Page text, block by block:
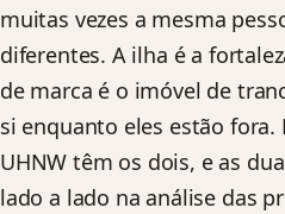
muitas vezes a mesma
diferentes. A ilha é a
de marca é o imóvel de
si enquanto eles estão
UHNW têm os dois, e as
lado a lado na análise das